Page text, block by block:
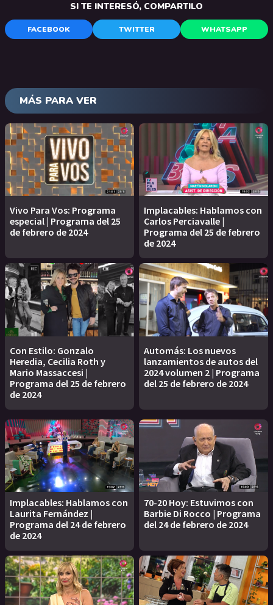
SI TE INTERESÓ, COMPARTILO
FACEBOOK TWITTER WHATSAPP
MÁS PARA VER
Vivo Para Vos: Programa
especial | Programa del 25
de febrero de 2024
Implacables: Hablamos con
Carlos Perciavalle |
Programa del 25 de febrero
de 2024
Con Estilo: Gonzalo
Heredia, Cecilia Roth y
Mario Massaccesi |
Programa del 25 de febrero
de 2024
Automás: Los nuevos
lanzamientos de autos del
2024 volumen 2 | Programa
del 25 de febrero de 2024
Implacables: Hablamos con
Laurita Fernández |
Programa del 24 de febrero
de 2024
70-20 Hoy: Estuvimos con
Barbie Di Rocco | Programa
del 24 de febrero de 2024